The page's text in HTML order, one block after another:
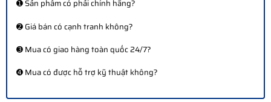
➊ Sản phẩm có phải chính hãng?
➋ Giá bán có cạnh tranh không?
➌ Mua có giao hàng toàn quốc 24/7?
➍ Mua có được hỗ trợ kỹ thuật không?